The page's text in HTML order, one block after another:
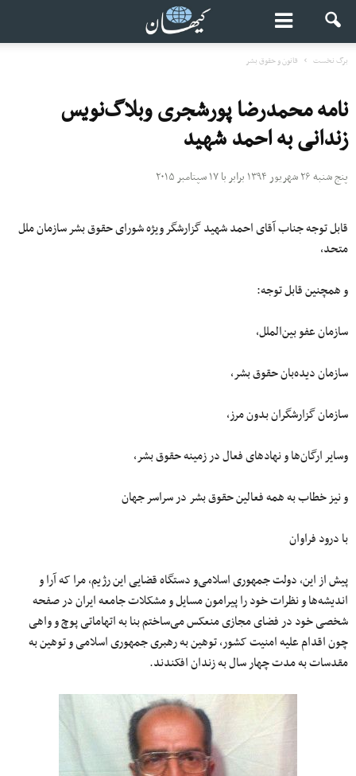
برگ نخست قانون و حقوق بشر
نامه محمدرضا پورشجری وبلاگ‌نویس
زندانی به احمد شهید
پنج شنبه ۲۶ شهریور ۱۳۹۴ برابر با ۱۷ سپتامبر ۲۰۱۵
قابل توجه جناب آقای احمد شهید گزارشگر ویژه شورای حقوق بشر سازمان ملل
متحد،
و همچنین قابل توجه:
سازمان عفو بین‌الملل،
سازمان دیده‌بان حقوق بشر،
سازمان گزارشگران بدون مرز،
وسایر ارگان‌ها و نهادهای فعال در زمینه حقوق بشر،
و نیز خطاب به همه فعالین حقوق بشر در سراسر جهان
با درود فراوان
پیش از این، دولت جمهوری اسلامی‌و دستگاه قضایی این رژیم، مرا که آرا و
اندیشه‌ها و نظرات خود را پیرامون مسایل و مشکلات جامعه ایران در صفحه
شخصی خود در فضای مجازی منعکس می‌ساختم بنا به اتهاماتی پوچ و واهی
چون اقدام علیه امنیت کشور، توهین به رهبری جمهوری اسلامی‌ و توهین به
مقدسات به مدت چهار سال به زندان افکندند.